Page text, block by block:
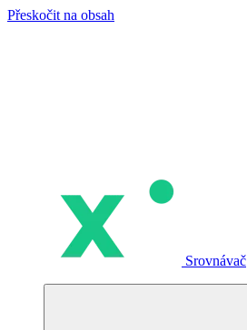
Přeskočit na obsah
Srovnávač